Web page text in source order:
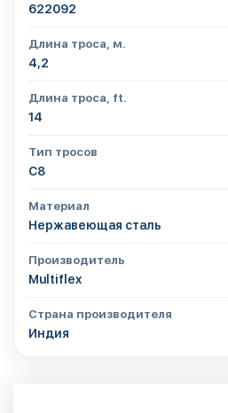
622092
Длина троса, м.
4,2
Длина троса, ft.
14
Тип тросов
C8
Материал
Нержавеющая сталь
Производитель
Multiflex
Страна производителя
Индия